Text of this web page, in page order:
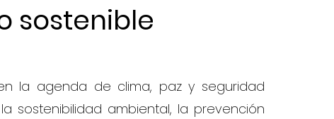
sostenible
la agenda de clima, paz y seguridad
sostenibilidad ambiental, la prevención